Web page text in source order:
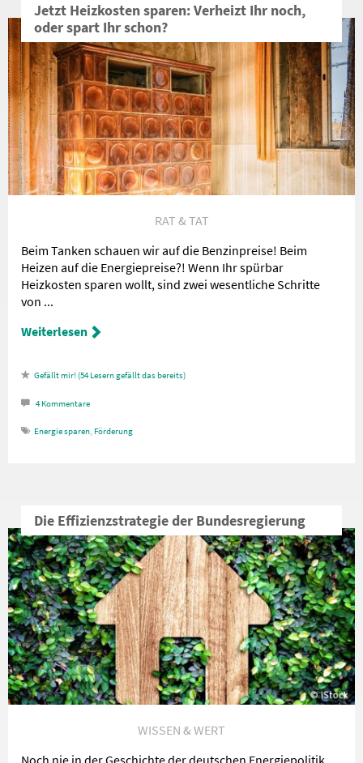
Jetzt Heizkosten sparen: Verheizt Ihr noch,
oder spart Ihr schon?
RAT & TAT
Beim Tanken schauen wir auf die Benzinpreise! Beim
Heizen auf die Energiepreise?! Wenn Ihr spürbar
Heizkosten sparen wollt, sind zwei wesentliche Schritte
von ...
Weiterlesen
54 Lesern gefällt das
4Kommentare
Energie sparen, Förderung
Die Effizienzstrategie der Bundesregierung
WISSEN & WERT
Noch nie in der Geschichte der deutschen Energiepolitik